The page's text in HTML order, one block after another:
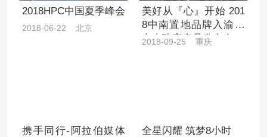
2018HPC中国夏季峰会
2018-06-22 北京
美好从『心』开始 201
8中南置地品牌入渝暨
中南玖宸产品发布会
2018-09-25 重庆
携手同行-阿拉伯媒体
全星闪耀 筑梦8小时